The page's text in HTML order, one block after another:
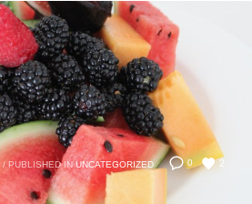
0 2
/ PUBLISHED IN UNCATEGORIZED